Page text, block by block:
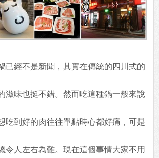
已經不是新聞，其實在傳統的四川式的
滋味也挺不錯。然而吃這種鍋一般來說
吃到好的肉往往單點時心都好痛，可是
令人左右為難。現在這個事情大家不用